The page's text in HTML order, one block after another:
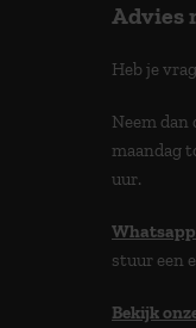
Advies
Heb je
Neem dan
maandag
uur.
stuur een
Bekijk